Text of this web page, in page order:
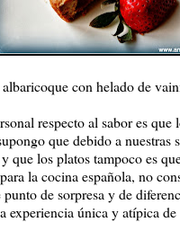
con helado de
respecto al sabor es que
que debido a nuestras
que los platos tampoco es
la cocina española, no
punto de sorpresa y de
experiencia única y atípica